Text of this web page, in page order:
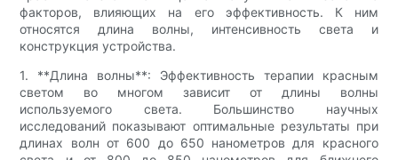
факторов, влияющих на его эффективность. К ним
относятся длина волны, интенсивность света и
конструкция устройства.
1. **Длина волны**: Эффективность терапии красным
светом во многом зависит от длины волны
используемого света. Большинство научных
исследований показывают оптимальные результаты при
длинах волн от 600 до 650 нанометров для красного